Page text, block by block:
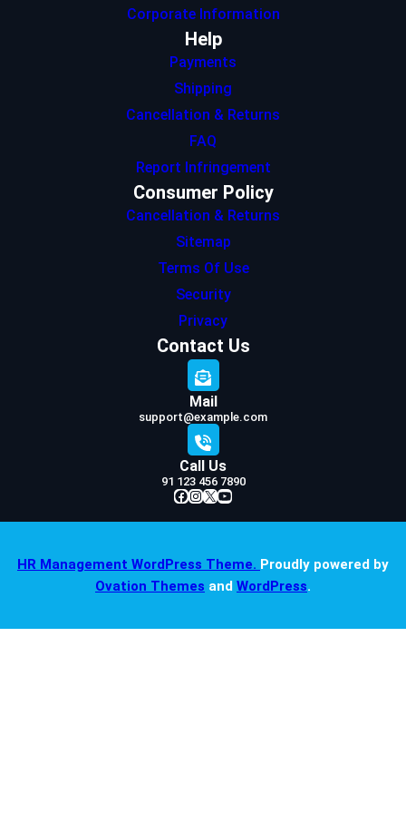
Corporate Information
Help
Payments
Shipping
Cancellation & Returns
FAQ
Report Infringement
Consumer Policy
Cancellation & Returns
Sitemap
Terms Of Use
Security
Privacy
Contact Us
Mail
support@example.com
Call Us
91 123 456 7890
Facebook InstagramX YouTube
HR Management WordPress Theme. Proudly powered by
Ovation Themes and WordPress.